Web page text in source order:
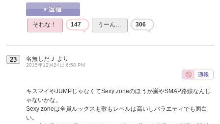
それな！ 147 うーん… 306
23 名無しだＪ より
2015年12月24日 6:58 PM
キスマイやJUMPじゃなくてSexy zoneのほうが嵐やSMAP路線なんじ
ゃないかな。
Sexy zoneは全員ルックスも歌もレベルは高いしバラエティでも面白
い。